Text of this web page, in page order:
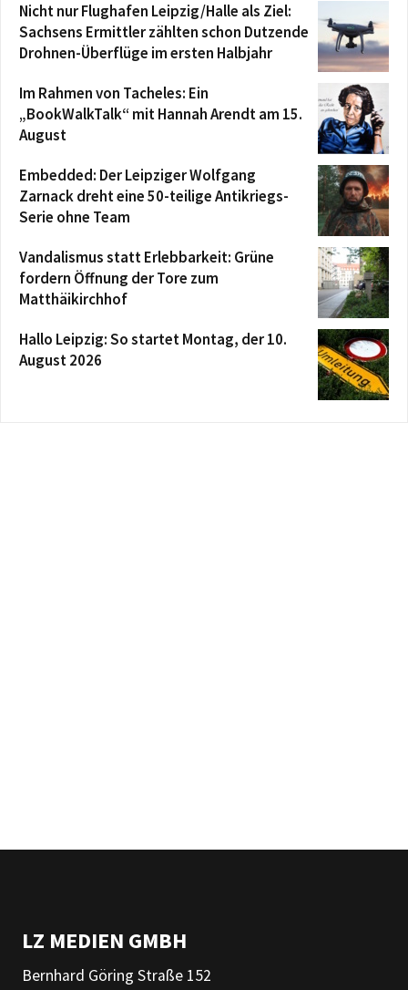
Nicht nur Flughafen Leipzig/Halle als Ziel:
Sachsens Ermittler zählten schon Dutzende
Drohnen-Überflüge im ersten Halbjahr
Im Rahmen von Tacheles: Ein
„BookWalkTalk“ mit Hannah Arendt am 15.
August
Embedded: Der Leipziger Wolfgang
Zarnack dreht eine 50-teilige Antikriegs-
Serie ohne Team
Vandalismus statt Erlebbarkeit: Grüne
fordern Öffnung der Tore zum
Matthäikirchhof
Hallo Leipzig: So startet Montag, der 10.
August 2026
LZ MEDIEN GMBH
Bernhard Göring Straße 152